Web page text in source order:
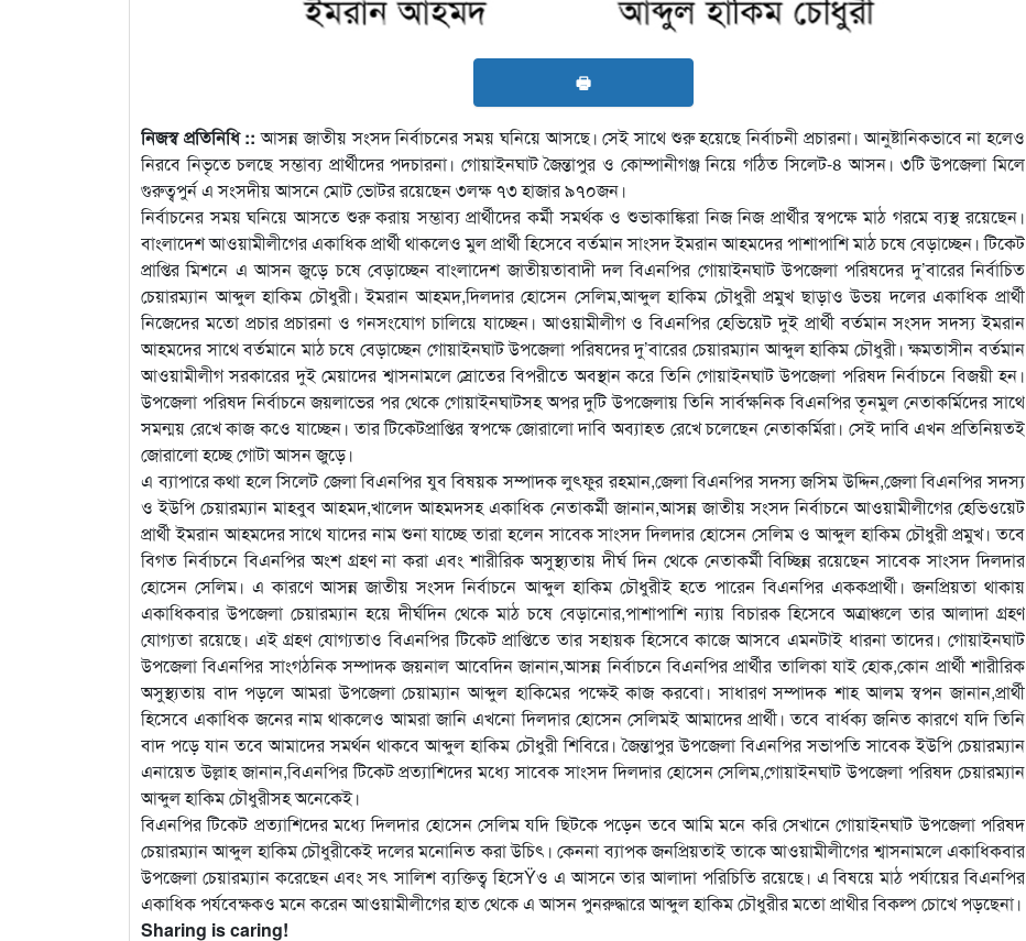
🖶
নিজস্ব প্রতিনিধি :: আসন্ন জাতীয় সংসদ নির্বাচনের সময় ঘনিয়ে আসছে। সেই সাথে শুরু হয়েছে নির্বাচনী প্রচারনা। আনুষ্টানিকভাবে না হলেও
নিরবে নিভৃতে চলছে সম্ভাব্য প্রার্থীদের পদচারনা। গোয়াইনঘাট জৈন্তাপুর ও কোম্পানীগঞ্জ নিয়ে গঠিত সিলেট-৪ আসন। ৩টি উপজেলা মিলে
গুরুত্বপুর্ন এ সংসদীয় আসনে মোট ভোটর রয়েছেন ৩লক্ষ ৭৩ হাজার ৯৭০জন।
নির্বাচনের সময় ঘনিয়ে আসতে শুরু করায় সম্ভাব্য প্রার্থীদের কর্মী সমর্থক ও শুভাকাঙ্কিরা নিজ নিজ প্রার্থীর স্বপক্ষে মাঠ গরমে ব্যস্থ রয়েছেন।
বাংলাদেশ আওয়ামীলীগের একাধিক প্রার্থী থাকলেও মুল প্রার্থী হিসেবে বর্তমান সাংসদ ইমরান আহমদের পাশাপাশি মাঠ চষে বেড়াচ্ছেন। টিকেট
প্রাপ্তির মিশনে এ আসন জুড়ে চষে বেড়াচ্ছেন বাংলাদেশ জাতীয়তাবাদী দল বিএনপির গোয়াইনঘাট উপজেলা পরিষদের দু’বারের নির্বাচিত
চেয়ারম্যান আব্দুল হাকিম চৌধুরী। ইমরান আহমদ,দিলদার হোসেন সেলিম,আব্দুল হাকিম চৌধুরী প্রমুখ ছাড়াও উভয় দলের একাধিক প্রার্থী
নিজেদের মতো প্রচার প্রচারনা ও গনসংযোগ চালিয়ে যাচ্ছেন। আওয়ামীলীগ ও বিএনপির হেভিয়েট দুই প্রার্থী বর্তমান সংসদ সদস্য ইমরান
আহমদের সাথে বর্তমানে মাঠ চষে বেড়াচ্ছেন গোয়াইনঘাট উপজেলা পরিষদের দু’বারের চেয়ারম্যান আব্দুল হাকিম চৌধুরী। ক্ষমতাসীন বর্তমান
আওয়ামীলীগ সরকারের দুই মেয়াদের শ্বাসনামলে স্রোতের বিপরীতে অবস্থান করে তিনি গোয়াইনঘাট উপজেলা পরিষদ নির্বাচনে বিজয়ী হন।
উপজেলা পরিষদ নির্বাচনে জয়লাভের পর থেকে গোয়াইনঘাটসহ অপর দুটি উপজেলায় তিনি সার্বক্ষনিক বিএনপির তৃনমুল নেতাকর্মিদের সাথে
সমন্ময় রেখে কাজ কওে যাচ্ছেন। তার টিকেটপ্রাপ্তির স্বপক্ষে জোরালো দাবি অব্যাহত রেখে চলেছেন নেতাকর্মিরা। সেই দাবি এখন প্রতিনিয়তই
জোরালো হচ্ছে গোটা আসন জুড়ে।
এ ব্যাপারে কথা হলে সিলেট জেলা বিএনপির যুব বিষয়ক সম্পাদক লুৎফুর রহমান,জেলা বিএনপির সদস্য জসিম উদ্দিন,জেলা বিএনপির সদস্য
ও ইউপি চেয়ারম্যান মাহবুব আহমদ,খালেদ আহমদসহ একাধিক নেতাকর্মী জানান,আসন্ন জাতীয় সংসদ নির্বাচনে আওয়ামীলীগের হেভিওয়েট
প্রার্থী ইমরান আহমদের সাথে যাদের নাম শুনা যাচ্ছে তারা হলেন সাবেক সাংসদ দিলদার হোসেন সেলিম ও আব্দুল হাকিম চৌধুরী প্রমুখ। তবে
বিগত নির্বাচনে বিএনপির অংশ গ্রহণ না করা এবং শারীরিক অসুস্থ্যতায় দীর্ঘ দিন থেকে নেতাকর্মী বিচ্ছিন্ন রয়েছেন সাবেক সাংসদ দিলদার
হোসেন সেলিম। এ কারণে আসন্ন জাতীয় সংসদ নির্বাচনে আব্দুল হাকিম চৌধুরীই হতে পারেন বিএনপির এককপ্রার্থী। জনপ্রিয়তা থাকায়
একাধিকবার উপজেলা চেয়ারম্যান হয়ে দীর্ঘদিন থেকে মাঠ চষে বেড়ানোর,পাশাপাশি ন্যায় বিচারক হিসেবে অত্রাঞ্চলে তার আলাদা গ্রহণ
যোগ্যতা রয়েছে। এই গ্রহণ যোগ্যতাও বিএনপির টিকেট প্রাপ্তিতে তার সহায়ক হিসেবে কাজে আসবে এমনটাই ধারনা তাদের। গোয়াইনঘাট
উপজেলা বিএনপির সাংগঠনিক সম্পাদক জয়নাল আবেদিন জানান,আসন্ন নির্বাচনে বিএনপির প্রার্থীর তালিকা যাই হোক,কোন প্রার্থী শারীরিক
অসুস্থ্যতায় বাদ পড়লে আমরা উপজেলা চেয়াম্যান আব্দুল হাকিমের পক্ষেই কাজ করবো। সাধারণ সম্পাদক শাহ আলম স্বপন জানান,প্রার্থী
হিসেবে একাধিক জনের নাম থাকলেও আমরা জানি এখনো দিলদার হোসেন সেলিমই আমাদের প্রার্থী। তবে বার্ধক্য জনিত কারণে যদি তিনি
বাদ পড়ে যান তবে আমাদের সমর্থন থাকবে আব্দুল হাকিম চৌধুরী শিবিরে। জৈন্তাপুর উপজেলা বিএনপির সভাপতি সাবেক ইউপি চেয়ারম্যান
এনায়েত উল্লাহ জানান,বিএনপির টিকেট প্রত্যাশিদের মধ্যে সাবেক সাংসদ দিলদার হোসেন সেলিম,গোয়াইনঘাট উপজেলা পরিষদ চেয়ারম্যান
আব্দুল হাকিম চৌধুরীসহ অনেকেই।
বিএনপির টিকেট প্রত্যাশিদের মধ্যে দিলদার হোসেন সেলিম যদি ছিটকে পড়েন তবে আমি মনে করি সেখানে গোয়াইনঘাট উপজেলা পরিষদ
চেয়ারম্যান আব্দুল হাকিম চৌধুরীকেই দলের মনোনিত করা উচিৎ। কেননা ব্যাপক জনপ্রিয়তাই তাকে আওয়ামীলীগের শ্বাসনামলে একাধিকবার
উপজেলা চেয়ারম্যান করেছেন এবং সৎ সালিশ ব্যক্তিত্ব হিসেŸও এ আসনে তার আলাদা পরিচিতি রয়েছে। এ বিষয়ে মাঠ পর্যায়ের বিএনপির
একাধিক পর্যবেক্ষকও মনে করেন আওয়ামীলীগের হাত থেকে এ আসন পুনরুদ্ধারে আব্দুল হাকিম চৌধুরীর মতো প্রাথীর বিকল্প চোখে পড়ছেনা।
Sharing is caring!